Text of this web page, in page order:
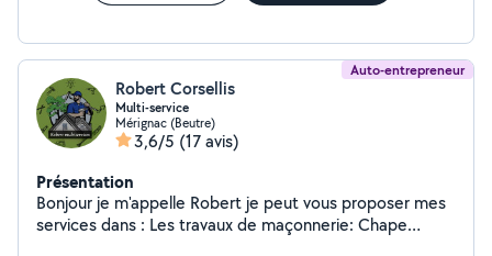
Auto-entrepreneur
Robert Corsellis
Multi-service
Mérignac (Beutre)
3,6/5 (17 avis)
Présentation
Bonjour je m'appelle Robert je peut vous proposer mes
services dans : Les travaux de maçonnerie: Chape